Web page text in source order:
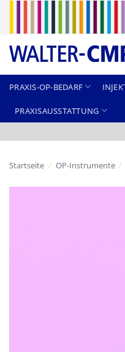
springen
PRAXIS-OP-BEDARF
PRAXISAUSSTATTUNG
Startseite / OP-Instrumente /